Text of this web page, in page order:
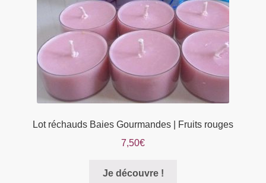
Lot réchauds Baies Gourmandes | Fruits rouges
7,50€
Je découvre !